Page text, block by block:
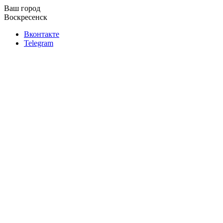
Ваш город
Воскресенск
Вконтакте
Telegram